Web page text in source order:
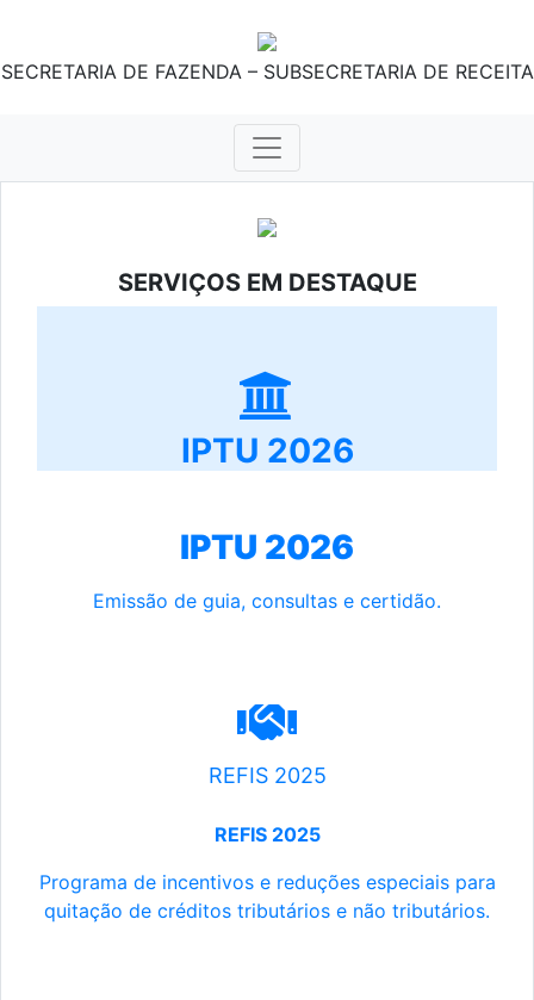
SECRETARIA DE FAZENDA – SUBSECRETARIA DE RECEITA
SERVIÇOS EM DESTAQUE
IPTU 2026
IPTU 2026
Emissão de guia, consultas e certidão.
REFIS 2025
REFIS 2025
Programa de incentivos e reduções especiais para
quitação de créditos tributários e não tributários.